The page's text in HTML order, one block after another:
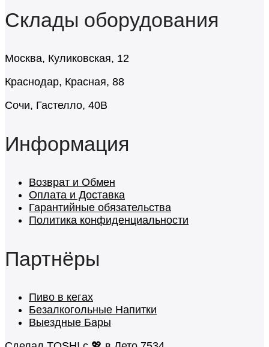
Склады оборудования
Москва, Куликовская, 12
Краснодар, Красная, 88
Сочи, Гастелло, 40В
Информация
Возврат и Обмен
Оплата и Доставка
Гарантийные обязательства
Политика конфиденциальности
Партнёры
Пиво в кегах
Безалкогольные Напитки
Выездные Бары